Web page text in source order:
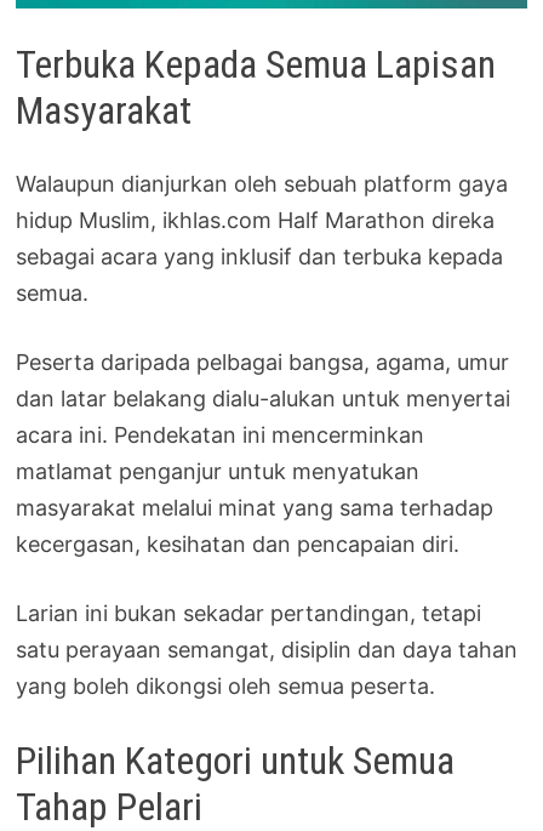
Terbuka Kepada Semua Lapisan
Masyarakat
Walaupun dianjurkan oleh sebuah platform gaya
hidup Muslim, ikhlas.com Half Marathon direka
sebagai acara yang inklusif dan terbuka kepada
semua.
Peserta daripada pelbagai bangsa, agama, umur
dan latar belakang dialu-alukan untuk menyertai
acara ini. Pendekatan ini mencerminkan
matlamat penganjur untuk menyatukan
masyarakat melalui minat yang sama terhadap
kecergasan, kesihatan dan pencapaian diri.
Larian ini bukan sekadar pertandingan, tetapi
satu perayaan semangat, disiplin dan daya tahan
yang boleh dikongsi oleh semua peserta.
Pilihan Kategori untuk Semua
Tahap Pelari